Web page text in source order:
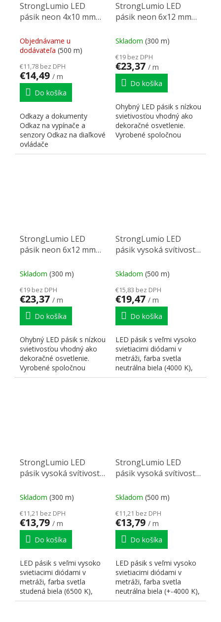
StrongLumio LED
pásik neon 4x10 mm
IP67 biela teplá
Objednávame u
dodávateľa (500 m)
€11,78 bez DPH
€14,49 / m
Do košíka
Odkazy a dokumenty
Odkaz na vypínače a
senzory Odkaz na diaľkové
ovládače
StrongLumio LED
pásik neon 6x12 mm
IP67 biela neutrální
Skladom (300 m)
€19 bez DPH
€23,37 / m
Do košíka
Ohybný LED pásik s nízkou
svietivosťou vhodný ako
dekoračné osvetlenie.
Vyrobené spoločnou
StrongLumio LED
pásik neon 6x12 mm
IP67 biela teplá
Skladom (300 m)
€19 bez DPH
€23,37 / m
Do košíka
Ohybný LED pásik s nízkou
svietivosťou vhodný ako
dekoračné osvetlenie.
Vyrobené spoločnou
extrúziou LED pásku a...
StrongLumio LED
pásik vysoká svítivost
LED/m) 10mm, biela
Skladom (500 m)
€15,83 bez DPH
€19,47 / m
Do košíka
LED pásik s veľmi vysoko
svietiacimi diódami v
metráži, farba svetla
neutrálna biela (4000 K),
index podania farieb...
StrongLumio LED
pásik vysoká svítivost
LED/m) 8mm, biela
Skladom (300 m)
€11,21 bez DPH
€13,79 / m
Do košíka
LED pásik s veľmi vysoko
svietiacimi diódami v
metráži, farba svetla
studená biela (6500 K),
index podania farieb...
StrongLumio LED
pásik vysoká svítivost
LED/m) 8mm, biela
Skladom (500 m)
€11,21 bez DPH
€13,79 / m
Do košíka
LED pásik s veľmi vysoko
svietiacimi diódami v
metráži, farba svetla
neutrálna biela (+-4000 K),
index podania farieb...